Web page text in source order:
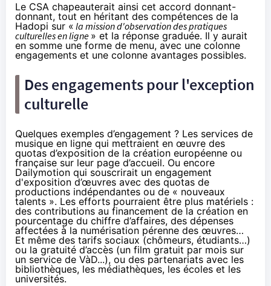
Le CSA chapeauterait ainsi cet accord donnant-
donnant, tout en héritant des compétences de la
Hadopi sur « la mission d'observation des pratiques
culturelles en ligne » et la réponse graduée. Il y aurait
en somme une forme de menu, avec une colonne
engagements et une colonne avantages possibles.
Des engagements pour l'exception
culturelle
Quelques exemples d’engagement ? Les services de
musique en ligne qui mettraient en œuvre des
quotas d’exposition de la création européenne ou
française sur leur page d’accueil. Ou encore
Dailymotion qui souscrirait un engagement
d'exposition d’œuvres avec des quotas de
productions indépendantes ou de « nouveaux
talents ». Les efforts pourraient être plus matériels :
des contributions au financement de la création en
pourcentage du chiffre d’affaires, des dépenses
affectées à la numérisation pérenne des œuvres…
Et même des tarifs sociaux (chômeurs, étudiants…)
ou la gratuité d’accès (un film gratuit par mois sur
un service de VàD...), ou des partenariats avec les
bibliothèques, les médiathèques, les écoles et les
universités.